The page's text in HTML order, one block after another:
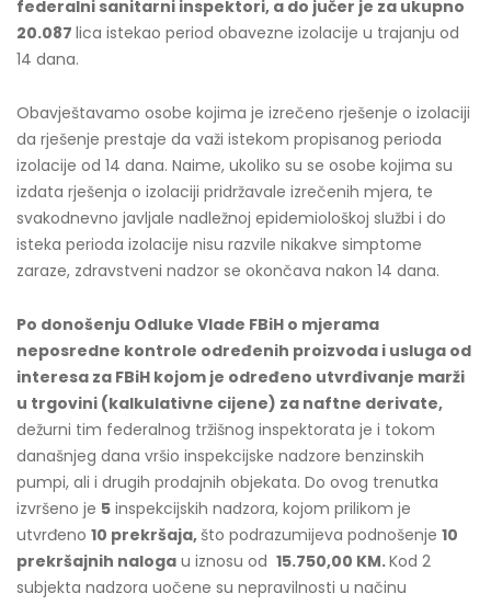
federalni sanitarni inspektori, a do jučer je za ukupno
20.087 lica istekao period obavezne izolacije u trajanju od
14 dana.
Obavještavamo osobe kojima je izrečeno rješenje o izolaciji
da rješenje prestaje da važi istekom propisanog perioda
izolacije od 14 dana. Naime, ukoliko su se osobe kojima su
izdata rješenja o izolaciji pridržavale izrečenih mjera, te
svakodnevno javljale nadležnoj epidemiološkoj službi i do
isteka perioda izolacije nisu razvile nikakve simptome
zaraze, zdravstveni nadzor se okončava nakon 14 dana.
Po donošenju Odluke Vlade FBiH o mjerama
neposredne kontrole određenih proizvoda i usluga od
interesa za FBiH kojom je određeno utvrđivanje marži
u trgovini (kalkulativne cijene) za naftne derivate,
dežurni tim federalnog tržišnog inspektorata je i tokom
današnjeg dana vršio inspekcijske nadzore benzinskih
pumpi, ali i drugih prodajnih objekata. Do ovog trenutka
izvršeno je 5 inspekcijskih nadzora, kojom prilikom je
utvrđeno 10 prekršaja, što podrazumijeva podnošenje 10
prekršajnih naloga u iznosu od 15.750,00 KM.Kod 2
subjekta nadzora uočene su nepravilnosti u načinu